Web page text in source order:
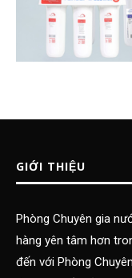
GIỚI THIỆU
Phòng Chuyên gia
hàng yên tâm hơn
đến với Phòng